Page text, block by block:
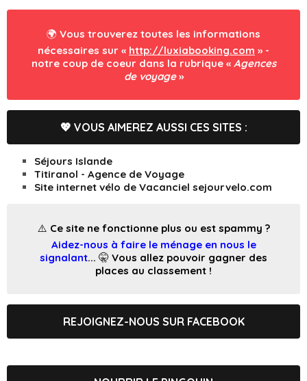
🌍 Vous trouverez toutes les informations
nécessaires sur « http://luxiabooking.com » -
notre coup de coeur dans la rubrique « Agences
de voyage»
💖 VOUS AIMEREZ AUSSI CES SITES :
Séjours Islande
Titiranol - Agence de Voyage
Site internet vélo de Vacanciel sejourvelo.com
⚠️ Ce site ne fonctionne plus ou est spammy ?
Aidez-nous à faire le ménage en nous le
signalant... 🤫 Vous allez pouvoir gagner des
places au classement !
REJOIGNEZ-NOUS SUR FACEBOOK